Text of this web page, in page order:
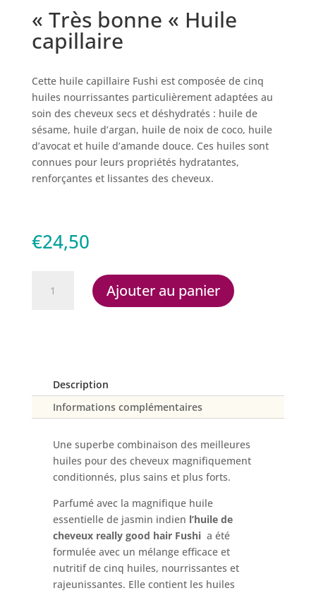
« Très bonne « Huile
capillaire
Cette huile capillaire Fushi est composée de cinq
huiles nourrissantes particulièrement adaptées au
soin des cheveux secs et déshydratés : huile de
sésame, huile d’argan, huile de noix de coco, huile
d’avocat et huile d’amande douce. Ces huiles sont
connues pour leurs propriétés hydratantes,
renforçantes et lissantes des cheveux.
€24,50
Ajouter au panier
Description
Informations complémentaires
Une superbe combinaison des meilleures
huiles pour des cheveux magnifiquement
conditionnés, plus sains et plus forts.
Parfumé avec la magnifique huile
essentielle de jasmin indien l’huile de
cheveux really good hair Fushia été
formulée avec un mélange efficace et
nutritif de cinq huiles, nourrissantes et
rajeunissantes. Elle contient les huiles